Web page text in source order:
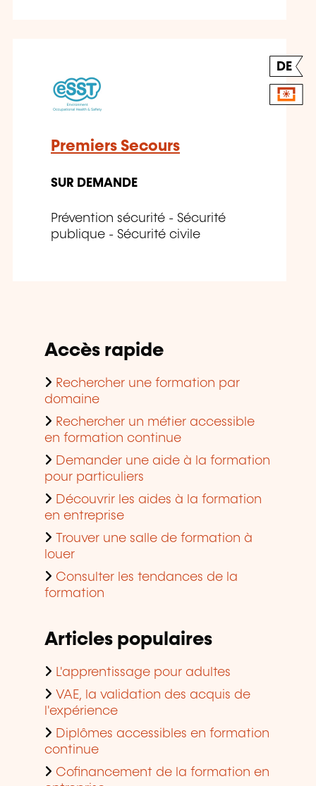
DE
Premiers Secours
SUR DEMANDE
Prévention sécurité - Sécurité
publique - Sécurité civile
Accès rapide
Rechercher une formation par
domaine
Rechercher un métier accessible
en formation continue
Demander une aide à la formation
pour particuliers
Découvrir les aides à la formation
en entreprise
Trouver une salle de formation à
louer
Consulter les tendances de la
formation
Articles populaires
L'apprentissage pour adultes
VAE, la validation des acquis de
l'expérience
Diplômes accessibles en formation
continue
Cofinancement de la formation en